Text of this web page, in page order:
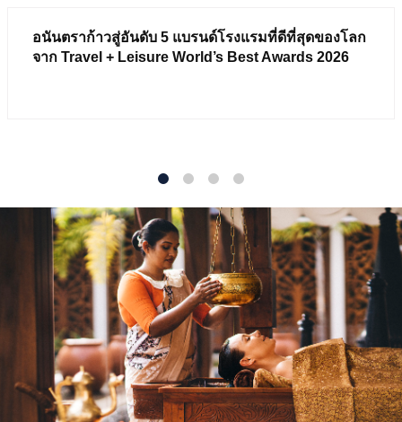
อนันตราก้าวสู่อันดับ 5 แบรนด์โรงแรมที่ดีที่สุดของโลก
จาก Travel + Leisure World’s Best Awards 2026